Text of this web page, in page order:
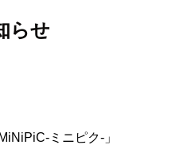
らせ
ミニピク-」